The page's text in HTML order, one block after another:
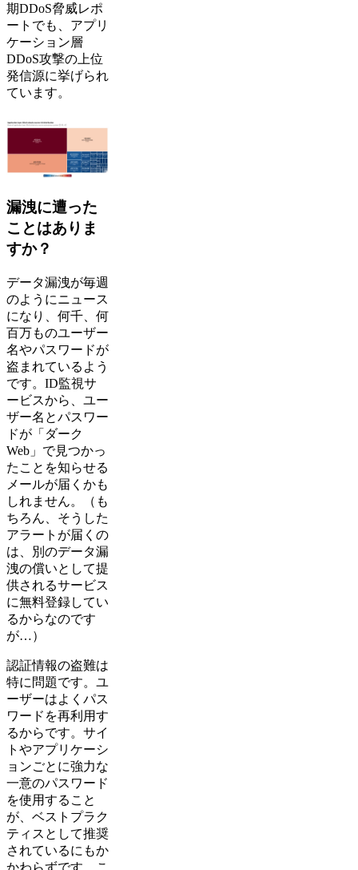
期DDoS脅威レポ
ートでも、アプリ
ケーション層
DDoS攻撃の上位
発信源に挙げられ
ています。
漏洩に遭った
ことはありま
すか？
データ漏洩が毎週
のようにニュース
になり、何千、何
百万ものユーザー
名やパスワードが
盗まれているよう
です。ID監視サ
ービスから、ユー
ザー名とパスワー
ドが「ダーク
Web」で見つかっ
たことを知らせる
メールが届くかも
しれません。（も
ちろん、そうした
アラートが届くの
は、別のデータ漏
洩の償いとして提
供されるサービス
に無料登録してい
るからなのです
が…）
認証情報の盗難は
特に問題です。ユ
ーザーはよくパス
ワードを再利用す
るからです。サイ
トやアプリケーシ
ョンごとに強力な
一意のパスワード
を使用すること
が、ベストプラク
ティスとして推奨
されているにもか
かわらずです。こ